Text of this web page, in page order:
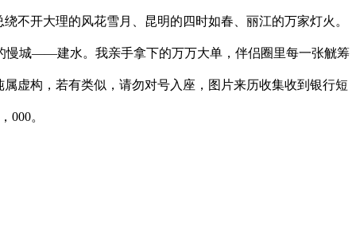
不开大理的风花雪月、昆明的四时如春、丽江的万家灯火。
慢城——建水。我亲手拿下的万万大单，伴侣圈里每一张觥筹
虚构，若有类似，请勿对号入座，图片来历收集收到银行短
000。